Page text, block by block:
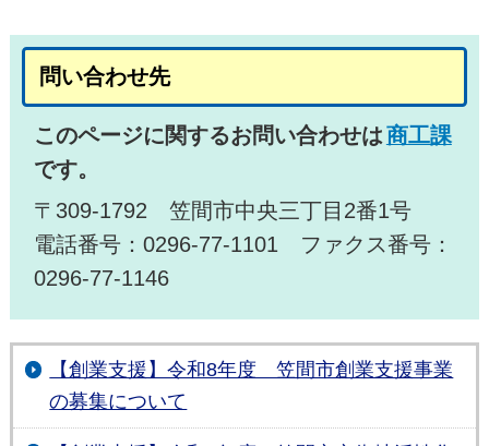
問い合わせ先
このページに関するお問い合わせは商工課
です。
〒309-1792 笠間市中央三丁目2番1号
電話番号：0296-77-1101 ファクス番号：
0296-77-1146
【創業支援】令和8年度 笠間市創業支援事業
の募集について